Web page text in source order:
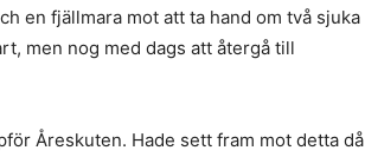
en fjällmara mot att ta hand om två sjuka
men nog med dags att återgå till
Åreskuten. Hade sett fram mot detta då